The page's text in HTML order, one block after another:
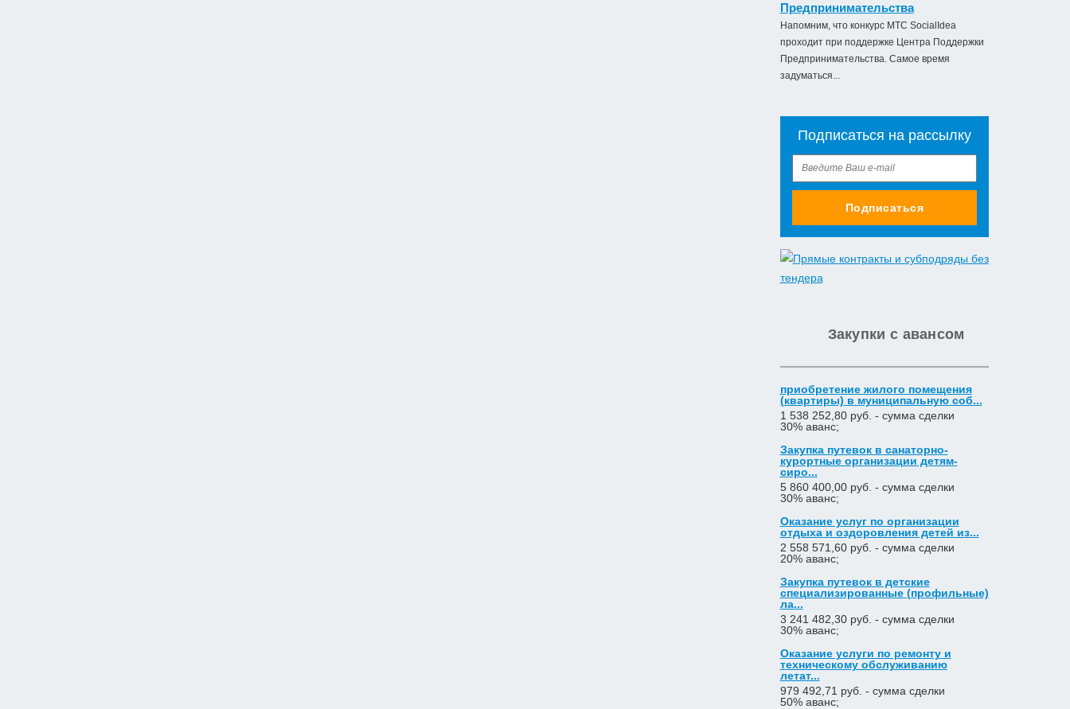
Предпринимательства
Напомним, что конкурс МТС SocialIdea
проходит при поддержке Центра Поддержки
Предпринимательства. Самое время
задуматься...
Подписаться на рассылку
Подписаться
Закупки с авансом
приобретение жилого помещения
(квартиры) в муниципальную соб...
1 538 252,80 руб. - сумма сделки
30% аванс;
Закупка путевок в санаторно-
курортные организации детям-
сиро...
5 860 400,00 руб. - сумма сделки
30% аванс;
Оказание услуг по организации
отдыха и оздоровления детей из...
2 558 571,60 руб. - сумма сделки
20% аванс;
Закупка путевок в детские
специализированные (профильные)
ла...
3 241 482,30 руб. - сумма сделки
30% аванс;
Оказание услуги по ремонту и
техническому обслуживанию
летат...
979 492,71 руб. - сумма сделки
50% аванс;